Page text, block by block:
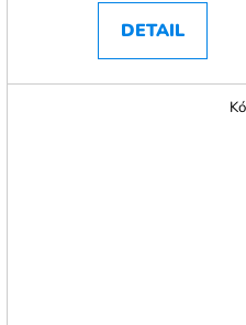
DETAIL